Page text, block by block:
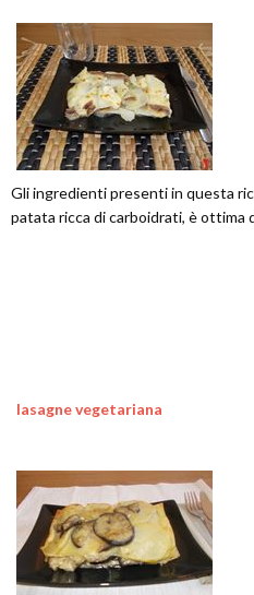
Gli ingredienti presenti in questa
patata ricca di carboidrati, è ottima
lasagne vegetariana